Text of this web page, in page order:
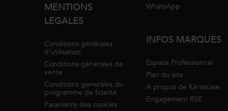
MENTIONS
LEGALES
Conditions générales
d'utilisation
Conditions générales de
vente
Conditions generales du
programme de fidelité
Paramètre des cookies
WhatsApp
INFOS MARQUES
Espace Professionnel
Plan du site
A propos de Kérastase
Engagement RSE